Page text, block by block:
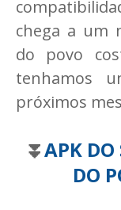
chega a um
do povo
tenhamos
próximos
⏬APK
DO